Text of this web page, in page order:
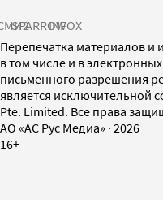
SPARROWINFOX
Перепечатка материалов
в том числе и в
письменного разрешения
является исключительной
Pte. Limited. Все права
AO «АС Рус Медиа» · 2026
16+